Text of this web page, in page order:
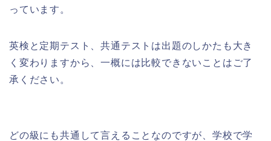
っています。
英検と定期テスト、共通テストは出題のしかたも大き
く変わりますから、一概には比較できないことはご了
承ください。
どの級にも共通して言えることなのですが、学校で学